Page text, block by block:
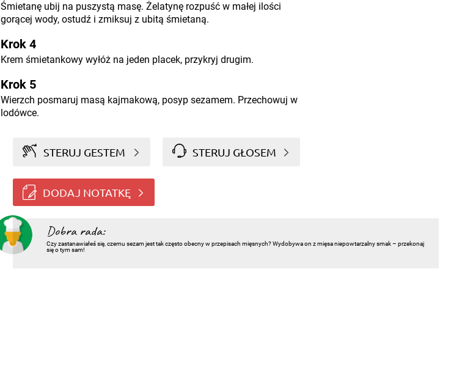
Śmietanę ubij na puszystą masę. Żelatynę rozpuść w małej ilości
gorącej wody, ostudź i zmiksuj z ubitą śmietaną.
Krok 4
Krem śmietankowy wyłóż na jeden placek, przykryj drugim.
Krok 5
Wierzch posmaruj masą kajmakową, posyp sezamem. Przechowuj w
lodówce.
STERUJ GESTEM STERUJ GŁOSEM
DODAJ NOTATKĘ
Dobra rada:
Czy zastanawiałeś się, czemu sezam jest tak często obecny w przepisach mięsnych? Wydobywa on z mięsa niepowtarzalny smak – przekonaj
się o tym sam!